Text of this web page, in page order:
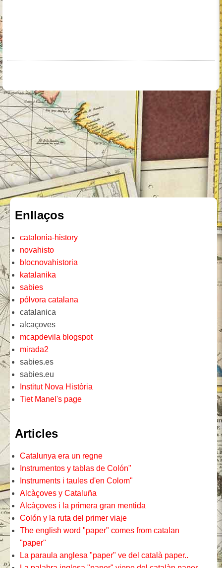
Enllaços
catalonia-history
novahisto
blocnovahistoria
katalanika
sabies
pólvora catalana
catalanica
alcaçoves
mcapdevila blogspot
mirada2
sabies.es
sabies.eu
Institut Nova Història
Tiet Manel's page
Articles
Catalunya era un regne
Instrumentos y tablas de Colón"
Instruments i taules d'en Colom"
Alcàçoves y Cataluña
Alcàçoves i la primera gran mentida
Colón y la ruta del primer viaje
The english word "paper" comes from catalan
"paper"
La paraula anglesa "paper" ve del català paper..